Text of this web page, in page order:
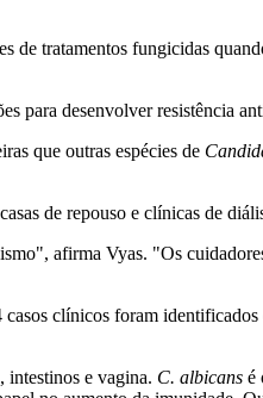
de tratamentos fungicidas
para desenvolver resistência
que outras espécies de
de repouso e clínicas de
afirma Vyas. "Os
clínicos foram identificados
intestinos e vagina. C. albicans é